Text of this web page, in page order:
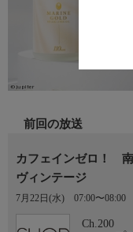
前回の放送
カフェインゼロ！
ヴィンテージ
7月22日(水) 07:00〜08:00
Ch.200